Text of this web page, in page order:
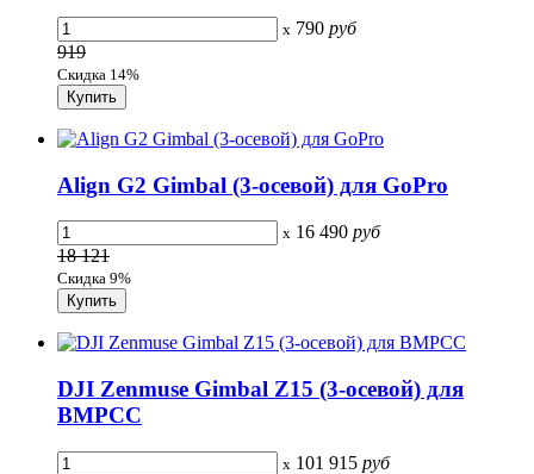
x 790 руб
919
Скидка 14%
Align G2 Gimbal (3-осевой) для GoPro
x 16 490 руб
18 121
Скидка 9%
DJI Zenmuse Gimbal Z15 (3-осевой) для
BMPCC
x 101 915 руб